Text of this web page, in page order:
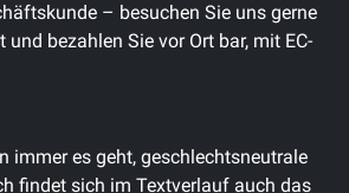
– besuchen Sie uns gerne
und bezahlen Sie vor Ort bar, mit EC-
immer es geht, geschlechtsneutrale
findet sich im Textverlauf auch das